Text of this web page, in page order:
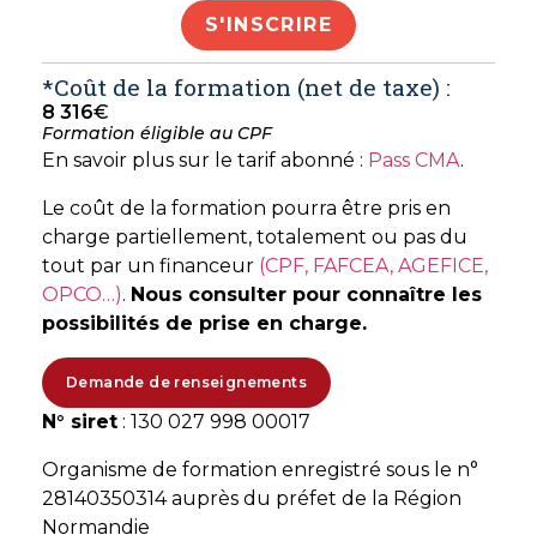
S'INSCRIRE
*Coût de la formation (net de taxe) :
8 316€
Formation éligible au CPF
En savoir plus sur le tarif abonné : Pass CMA.
Le coût de la formation pourra être pris en
charge partiellement, totalement ou pas du
tout par un financeur (CPF, FAFCEA, AGEFICE,
OPCO…). Nous consulter pour connaître les
possibilités de prise en charge.
Demande de renseignements
N° siret : 130 027 998 00017
Organisme de formation enregistré sous le n°
28140350314 auprès du préfet de la Région
Normandie